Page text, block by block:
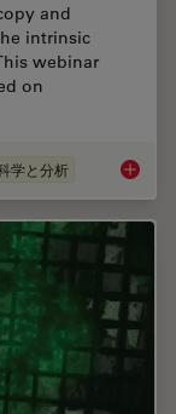
and
intrinsic
webinar
on
学と分析